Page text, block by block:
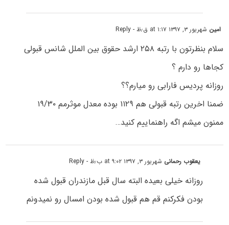
امین شهریور ۳, ۱۳۹۷ at ۱:۱۷ ق٫ظ - Reply
سلام بنظرتون با رتبه ۲۵۸ ارشد حقوق بین الملل شانس قبولی
کجاها رو دارم ؟
روزانه پردیس فارابی رو میارم؟؟
ضمنا اخرین رتبه قبولی هم ۱۱۲۹ بوده معدل موثرمم ۱۹/۳۰
ممنون میشم اگه راهنماییم کنید…
یعقوب رحمانی شهریور ۳, ۱۳۹۷ at ۹:۰۲ ب٫ظ - Reply
روزانه خیلی بعیده البته سال قبل مازندران قبول شده
بودن فکرکنم قم هم قبول شده بودن امسال رو نمیدونم